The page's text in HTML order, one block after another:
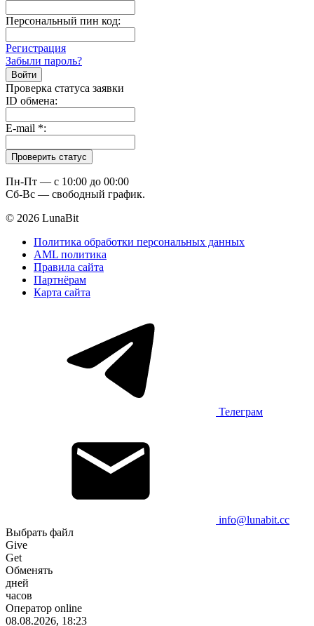
Персональный пин код:
Регистрация
Забыли пароль?
Проверка статуса заявки
ID обмена:
E-mail *:
Пн-Пт — c 10:00 до 00:00
Сб-Вс — свободный график.
© 2026 LunaBit
Политика обработки персональных данных
AML политика
Правила сайта
Партнёрам
Карта сайта
Телеграм
info@lunabit.cc
Выбрать файл
Give
Get
Обменять
дней
часов
Оператор online
08.08.2026, 18:23